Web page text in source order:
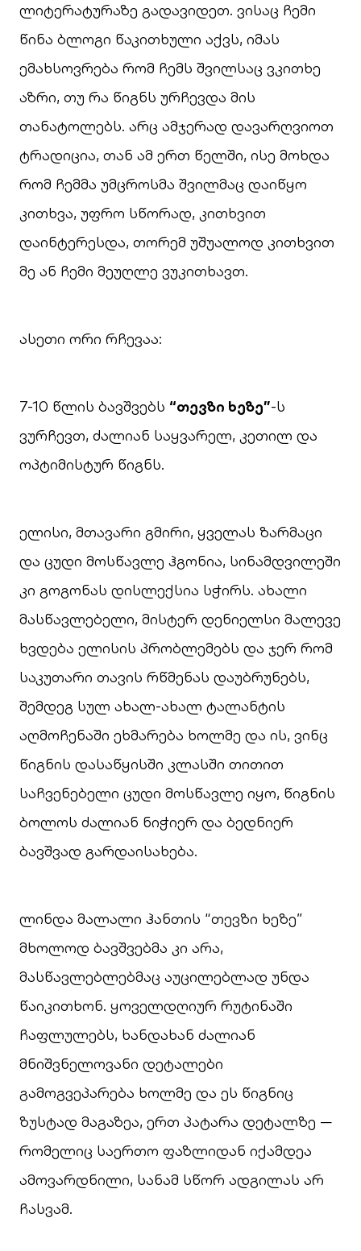
ლიტერატურაზე გადავიდეთ. ვისაც ჩემი
წინა ბლოგი წაკითხული აქვს, იმას
ემახსოვრება რომ ჩემს შვილსაც ვკითხე
აზრი, თუ რა წიგნს ურჩევდა მის
თანატოლებს. არც ამჯერად დავარღვიოთ
ტრადიცია, თან ამ ერთ წელში, ისე მოხდა
რომ ჩემმა უმცროსმა შვილმაც დაიწყო
კითხვა, უფრო სწორად, კითხვით
დაინტერესდა, თორემ უშუალოდ კითხვით
მე ან ჩემი მეუღლე ვუკითხავთ.
ასეთი ორი რჩევაა:
7-10 წლის ბავშვებს “თევზი ხეზე”-ს
ვურჩევთ, ძალიან საყვარელ, კეთილ და
ოპტიმისტურ წიგნს.
ელისი, მთავარი გმირი, ყველას ზარმაცი
და ცუდი მოსწავლე ჰგონია, სინამდვილეში
კი გოგონას დისლექსია სჭირს. ახალი
მასწავლებელი, მისტერ დენიელსი მალევე
ხვდება ელისის პრობლემებს და ჯერ რომ
საკუთარი თავის რწმენას დაუბრუნებს,
შემდეგ სულ ახალ-ახალ ტალანტის
აღმოჩენაში ეხმარება ხოლმე და ის, ვინც
წიგნის დასაწყისში კლასში თითით
საჩვენებელი ცუდი მოსწავლე იყო, წიგნის
ბოლოს ძალიან ნიჭიერ და ბედნიერ
ბავშვად გარდაისახება.
ლინდა მალალი ჰანთის “თევზი ხეზე”
მხოლოდ ბავშვებმა კი არა,
მასწავლებლებმაც აუცილებლად უნდა
წაიკითხონ. ყოველდღიურ რუტინაში
ჩაფლულებს, ხანდახან ძალიან
მნიშვნელოვანი დეტალები
გამოგვეპარება ხოლმე და ეს წიგნიც
ზუსტად მაგაზეა, ერთ პატარა დეტალზე —
რომელიც საერთო ფაზლიდან იქამდეა
ამოვარდნილი, სანამ სწორ ადგილას არ
ჩასვამ.